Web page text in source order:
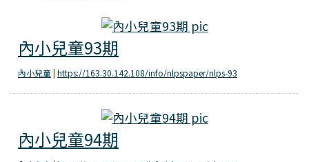
內小兒童93期
內小兒童93期
內小兒童| https://163.30.142.108/info/nlpspaper/nlps-93
內小兒童94期
內小兒童94期